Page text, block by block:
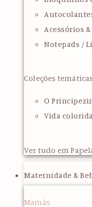
Acessórios
Notepads /
Coleções temáticas
O
Vida
Ver tudo em
Maternidade &
Mamãs